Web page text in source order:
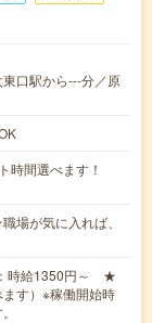
口駅から---分／原
間選べます！
が気に入れば、
時給1350円～ ★
す）※稼働開始時